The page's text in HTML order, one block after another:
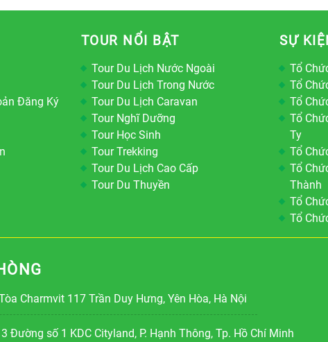
Đăng Ký
TOUR NỔI BẬT
Tour Du Lịch Nước Ngoài
Tour Du Lịch Trong Nước
Tour Du Lịch Caravan
Tour Nghĩ Dưỡng
Tour Học Sinh
Tour Trekking
Tour Du Lịch Cao Cấp
Tour Du Thuyền
SỰ
Tổ
Tổ
Tổ
Tổ
Ty
Tổ
Tổ
Thành
Tổ
Tổ
Charmvit 117 Trần Duy Hưng, Yên Hòa, Hà Nội
Đường số 1 KDC Cityland, P. Hạnh Thông, Tp. Hồ Chí Minh